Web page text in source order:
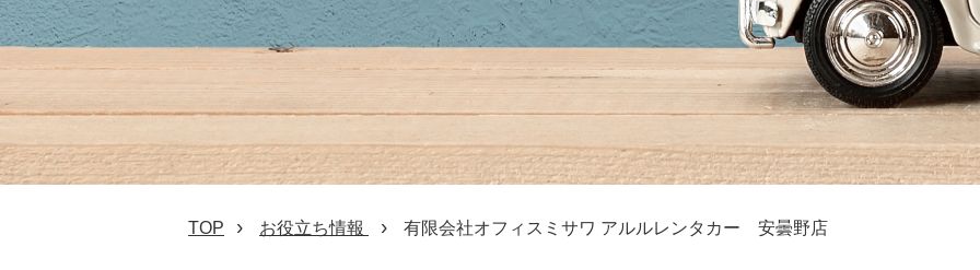
TOP お役立ち情報 有限会社オフィスミサワ アルルレンタカー 安曇野店